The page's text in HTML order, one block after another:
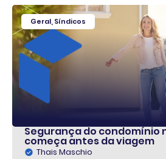
Geral,Síndicos
Segurança do condomínio
começa antes da viagem
Thais Maschio